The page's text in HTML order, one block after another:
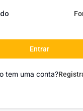
Entrar
tem uma conta?